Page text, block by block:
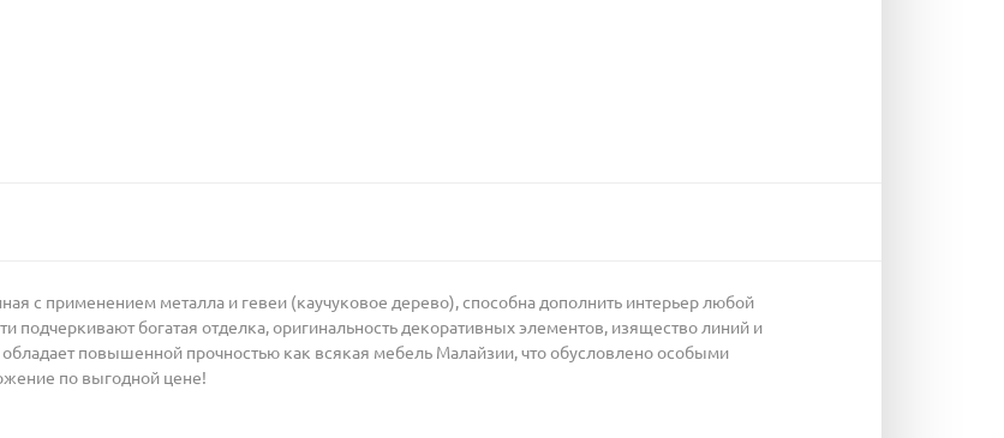
с применением металла и гевеи (каучуковое дерево), способна дополнить интерьер любой
подчеркивают богатая отделка, оригинальность декоративных элементов, изящество линий и
повышенной прочностью как всякая мебель Малайзии, что обусловлено особыми
по выгодной цене!